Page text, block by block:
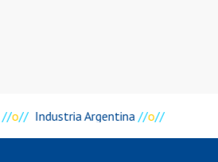
//o// Industria Argentina//o//